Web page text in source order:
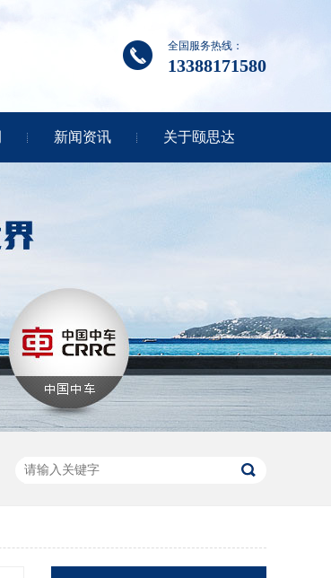
全国服务热线：
13388171580
新闻资讯 关于颐思达